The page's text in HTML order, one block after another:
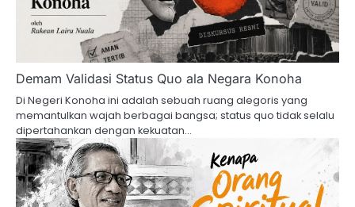
Demam Validasi Status Quo ala Negara Konoha
Di Negeri Konoha ini adalah sebuah ruang alegoris yang
memantulkan wajah berbagai bangsa; status quo tidak selalu
dipertahankan dengan kekuatan…